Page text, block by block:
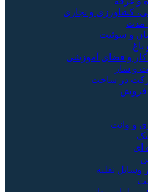
کشاورزی و تجاری
مدت
و سوئیت
باغ
کار و فضای آموزشی
و ساز
در ساخت
فروش
و وانت
ای
وسایل نقلیه